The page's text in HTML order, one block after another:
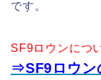
です。
SF9ロウンにつ
⇒SF9ロウン